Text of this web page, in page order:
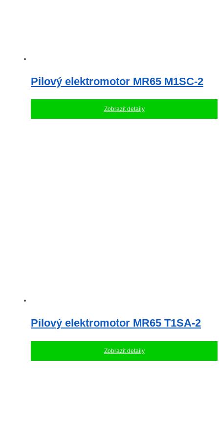
Pilový elektromotor MR65 M1SC-2
Zobrazit detaily
Pilový elektromotor MR65 T1SA-2
Zobrazit detaily